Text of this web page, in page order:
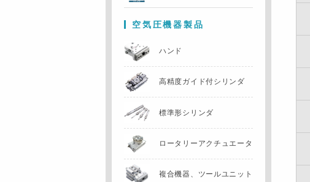
空気圧機器製品
ハンド
高精度ガイド付シリンダ
標準形シリンダ
ロータリー アクチュエータ
複合機器、 ツールユニット